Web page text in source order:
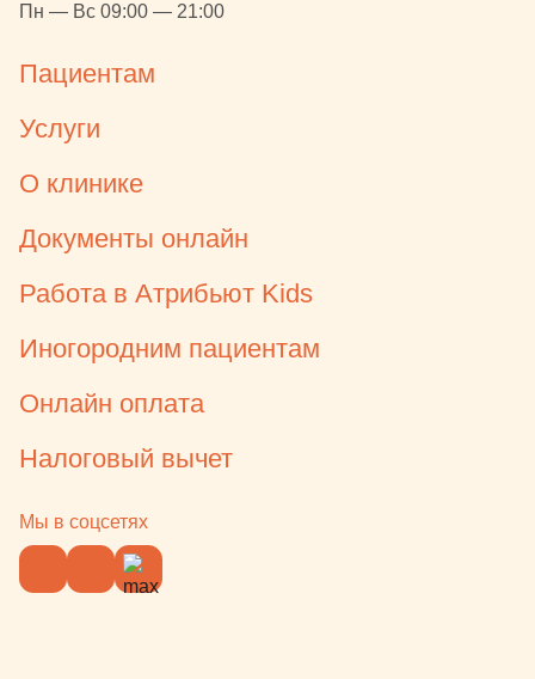
Пн — Вс 09:00 — 21:00
Пациентам
Услуги
О клинике
Документы онлайн
Работа в Атрибьют Kids
Иногородним пациентам
Онлайн оплата
Налоговый вычет
Мы в соцсетях